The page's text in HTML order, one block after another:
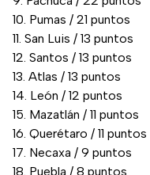
Pumas / 21 puntos
San Luis / 13 puntos
Santos / 13 puntos
Atlas / 13 puntos
León / 12 puntos
Mazatlán / 11 puntos
Querétaro / 11 puntos
Necaxa / 9 puntos
Puebla / 8 puntos